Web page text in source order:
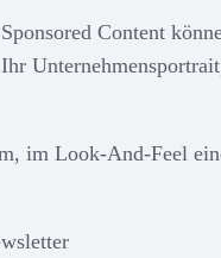
Content
im Look-And-Feel